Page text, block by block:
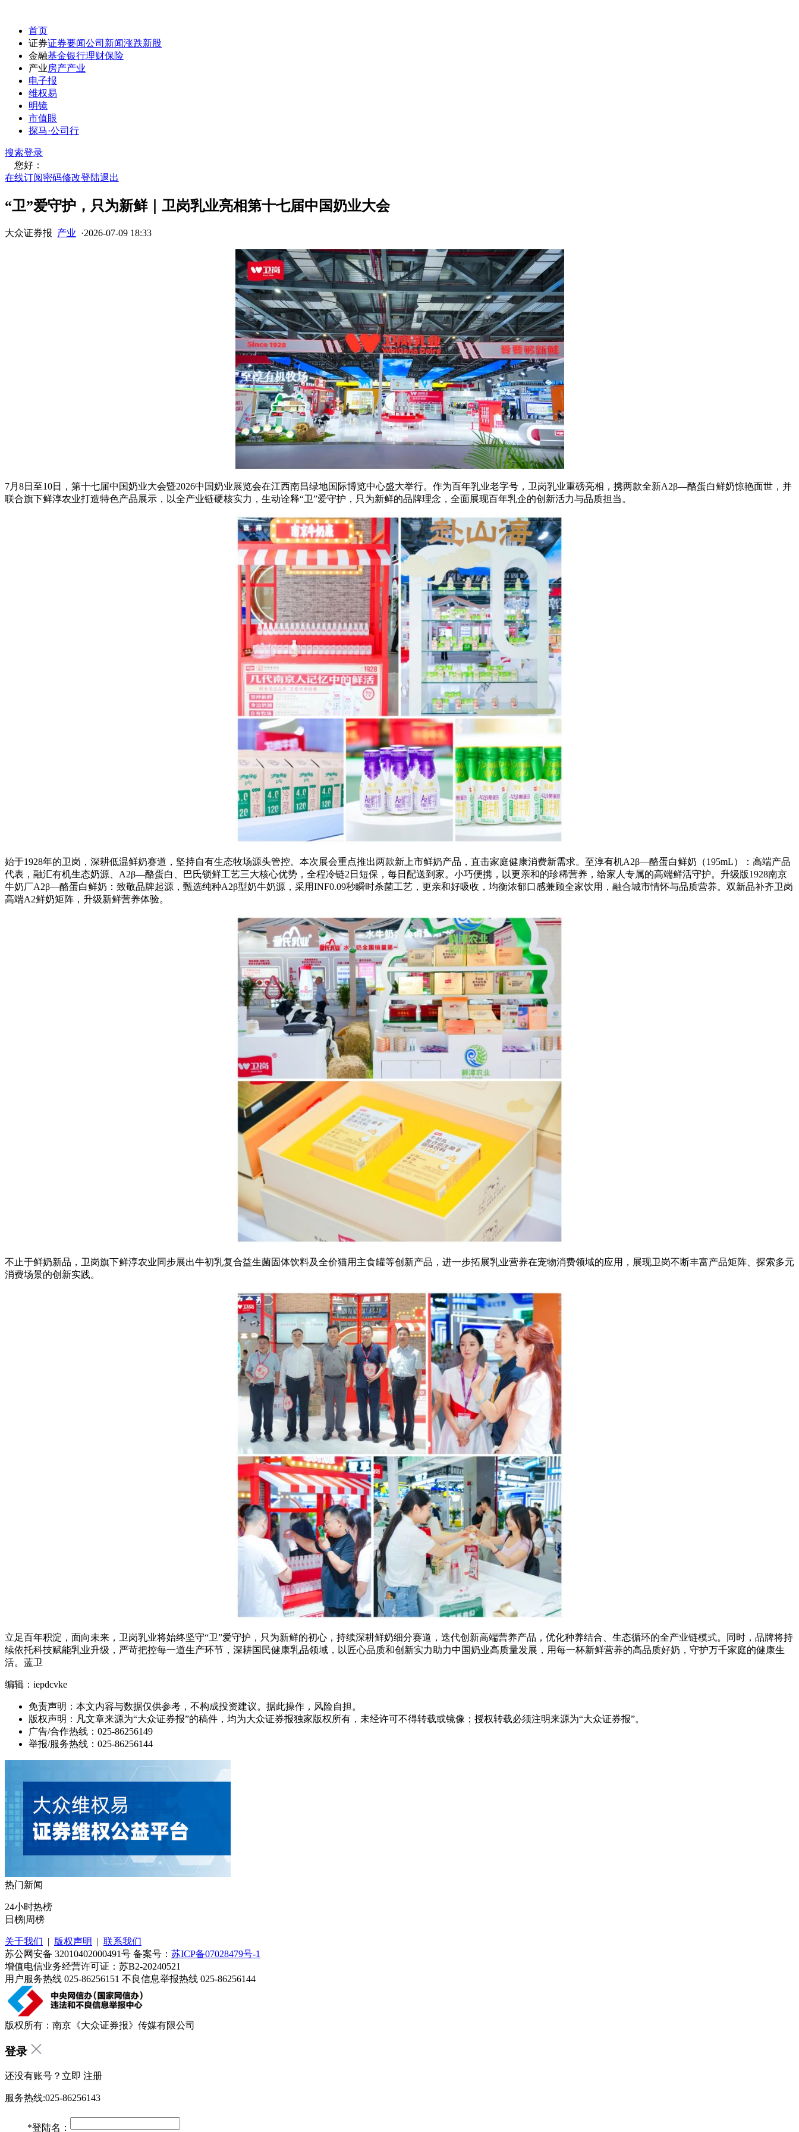
首页
证券证券要闻公司新闻涨跌新股
金融基金银行理财保险
产业房产产业
电子报
维权易
明镜
市值眼
探马·公司行
搜索登录
您好：
在线订阅密码修改登陆退出
“卫”爱守护，只为新鲜｜卫岗乳业亮相第十七届中国奶业大会
大众证券报 产业 ·2026-07-09 18:33
7月8日至10日，第十七届中国奶业大会暨2026中国奶业展览会在江西南昌绿地国际博览中心盛大举行。作为百年乳业老字号，卫岗乳业重磅亮相，携两款全新A2β—酪蛋白鲜奶惊艳面世，并
联合旗下鲜淳农业打造特色产品展示，以全产业链硬核实力，生动诠释“卫”爱守护，只为新鲜的品牌理念，全面展现百年乳企的创新活力与品质担当。
始于1928年的卫岗，深耕低温鲜奶赛道，坚持自有生态牧场源头管控。本次展会重点推出两款新上市鲜奶产品，直击家庭健康消费新需求。至淳有机A2β—酪蛋白鲜奶（195mL）：高端产品
代表，融汇有机生态奶源、A2β—酪蛋白、巴氏锁鲜工艺三大核心优势，全程冷链2日短保，每日配送到家。小巧便携，以更亲和的珍稀营养，给家人专属的高端鲜活守护。升级版1928南京
牛奶厂A2β—酪蛋白鲜奶：致敬品牌起源，甄选纯种A2β型奶牛奶源，采用INF0.09秒瞬时杀菌工艺，更亲和好吸收，均衡浓郁口感兼顾全家饮用，融合城市情怀与品质营养。双新品补齐卫岗
高端A2鲜奶矩阵，升级新鲜营养体验。
不止于鲜奶新品，卫岗旗下鲜淳农业同步展出牛初乳复合益生菌固体饮料及全价猫用主食罐等创新产品，进一步拓展乳业营养在宠物消费领域的应用，展现卫岗不断丰富产品矩阵、探索多元
消费场景的创新实践。
立足百年积淀，面向未来，卫岗乳业将始终坚守“卫”爱守护，只为新鲜的初心，持续深耕鲜奶细分赛道，迭代创新高端营养产品，优化种养结合、生态循环的全产业链模式。同时，品牌将持
续依托科技赋能乳业升级，严苛把控每一道生产环节，深耕国民健康乳品领域，以匠心品质和创新实力助力中国奶业高质量发展，用每一杯新鲜营养的高品质好奶，守护万千家庭的健康生
活。蓝卫
编辑：iepdcvke
免责声明：本文内容与数据仅供参考，不构成投资建议。据此操作，风险自担。
版权声明：凡文章来源为“大众证券报”的稿件，均为大众证券报独家版权所有，未经许可不得转载或镜像；授权转载必须注明来源为“大众证券报”。
广告/合作热线：025-86256149
举报/服务热线：025-86256144
热门新闻
24小时热榜
日榜|周榜
关于我们 | 版权声明 | 联系我们
苏公网安备 32010402000491号 备案号： 苏ICP备07028479号-1
增值电信业务经营许可证：苏B2-20240521
用户服务热线 025-86256151 不良信息举报热线 025-86256144
版权所有：南京《大众证券报》传媒有限公司
登录
还没有账号？立即 注册
服务热线:025-86256143
*登陆名：